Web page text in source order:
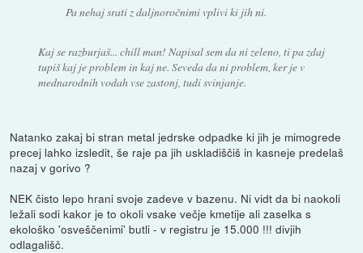
Pa nehaj srati z daljnoročnimi vplivi ki jih ni.
Kaj se razburjaš... chill man! Napisal sem da ni zeleno, ti pa zdaj
tupiš kaj je problem in kaj ne. Seveda da ni problem, ker je v
mednarodnih vodah vse zastonj, tudi svinjanje.
Natanko zakaj bi stran metal jedrske odpadke ki jih je mimogrede
precej lahko izsledit, še raje pa jih uskladiščiš in kasneje predelaš
nazaj v gorivo ?
NEK čisto lepo hrani svoje zadeve v bazenu. Ni vidt da bi naokoli
ležali sodi kakor je to okoli vsake večje kmetije ali zaselka s
ekološko 'osveščenimi' butli - v registru je 15.000 !!! divjih
odlagališč.